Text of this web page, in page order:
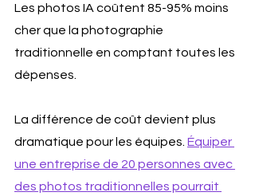
Les photos IA coûtent 85-95% moins
cher que la photographie
traditionnelle en comptant toutes les
dépenses.
La différence de coût devient plus
dramatique pour les équipes. Équiper
une entreprise de 20 personnes avec
des photos traditionnelles pourrait